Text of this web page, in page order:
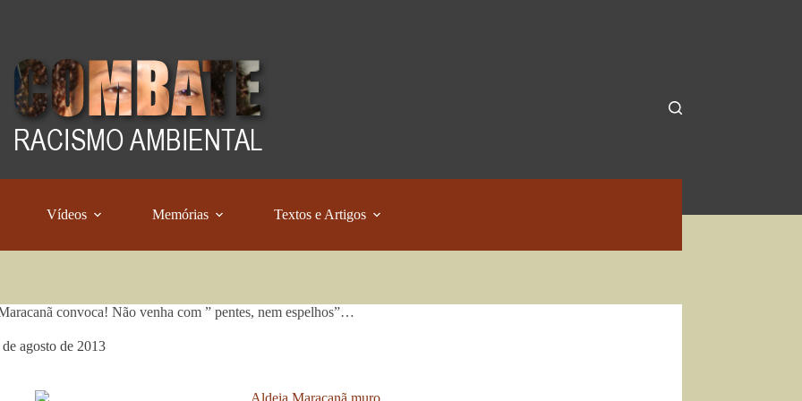
Vídeos Memórias Textos e Artigos
convoca! Não venha com ” pentes, nem espelhos”…
de agosto de 2013